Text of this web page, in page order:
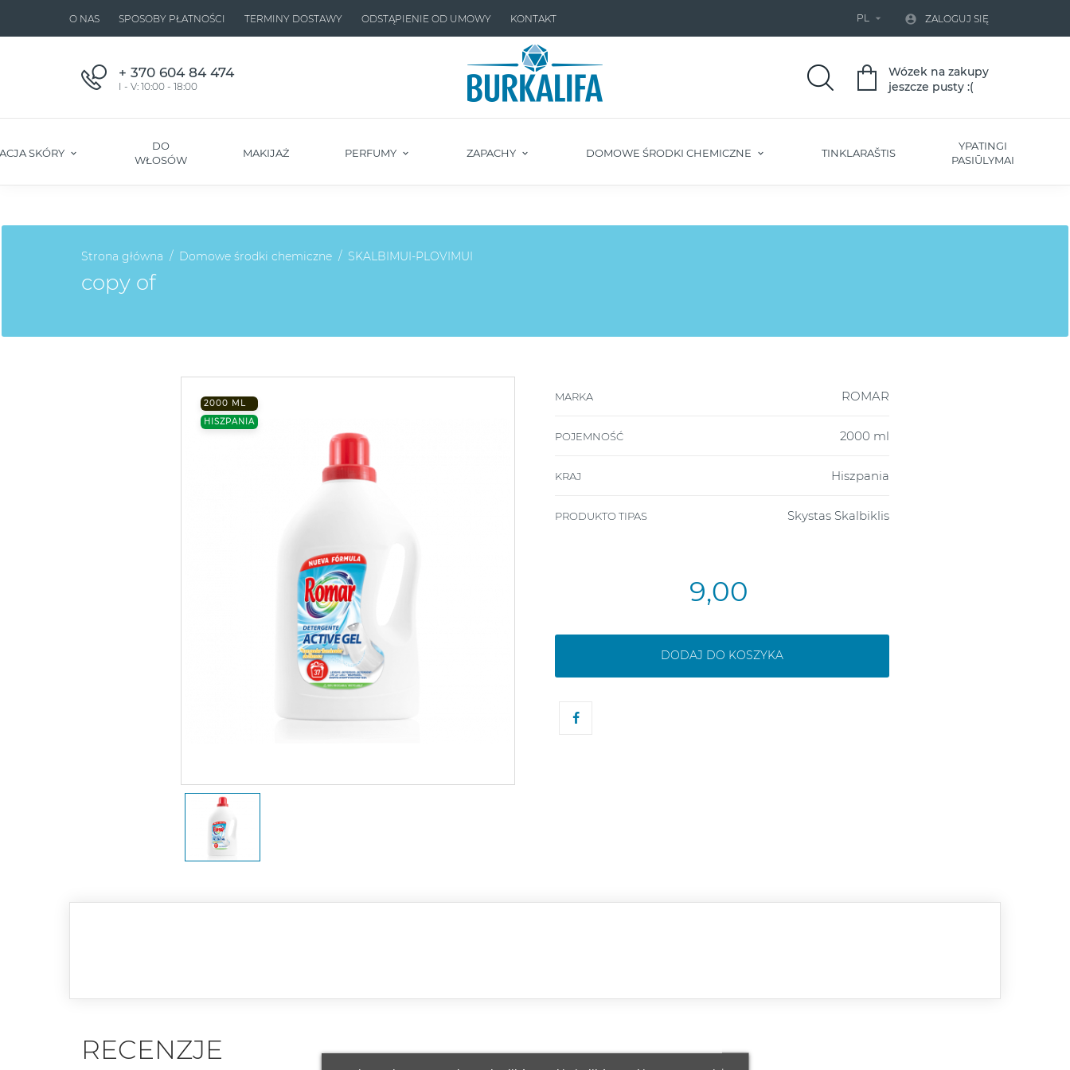
O NAS SPOSOBY PŁATNOŚCI TERMINY DOSTAWY ODSTĄPIENIE OD UMOWY KONTAKT PL   ZALOGUJ SIĘ
+ 370 604 84 474
I - V: 10:00 - 18:00
Wózek na zakupy
jeszcze pusty :(
SKÓRY
DO
WŁOSÓW
MAKIJAŻ PERFUMY ZAPACHY DOMOWE ŚRODKI CHEMICZNE TINKLARAŠTIS
YPATINGI
PASIŪLYMAI
Strona główna Domowe środki chemiczne SKALBIMUI-PLOVIMUI
copy of
2000 ML
HISZPANIA
MARKA ROMAR
POJEMNOŚĆ 2000 ml
KRAJ Hiszpania
PRODUKTO TIPAS Skystas Skalbiklis
9,00
DODAJ DO KOSZYKA
RECENZJE